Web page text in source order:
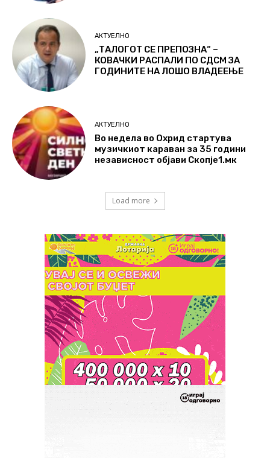
АКТУЕЛНО
„ТАЛОГОТ СЕ ПРЕПОЗНА“ –
КОВАЧКИ РАСПАЛИ ПО СДСМ ЗА
ГОДИНИТЕ НА ЛОШО ВЛАДЕЕЊЕ
АКТУЕЛНО
Во недела во Охрид стартува
музичкиот караван за 35 години
независност објави Скопје1.мк
Load more